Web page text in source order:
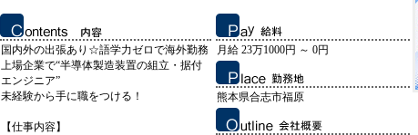
国内外の出張あり☆語学力ゼロで海外勤務
上場企業で“半導体製造装置の組立・据付
エンジニア”
未経験から手に職をつける！
【仕事内容】
月給 23万1000円 ～ 0円
熊本県合志市福原